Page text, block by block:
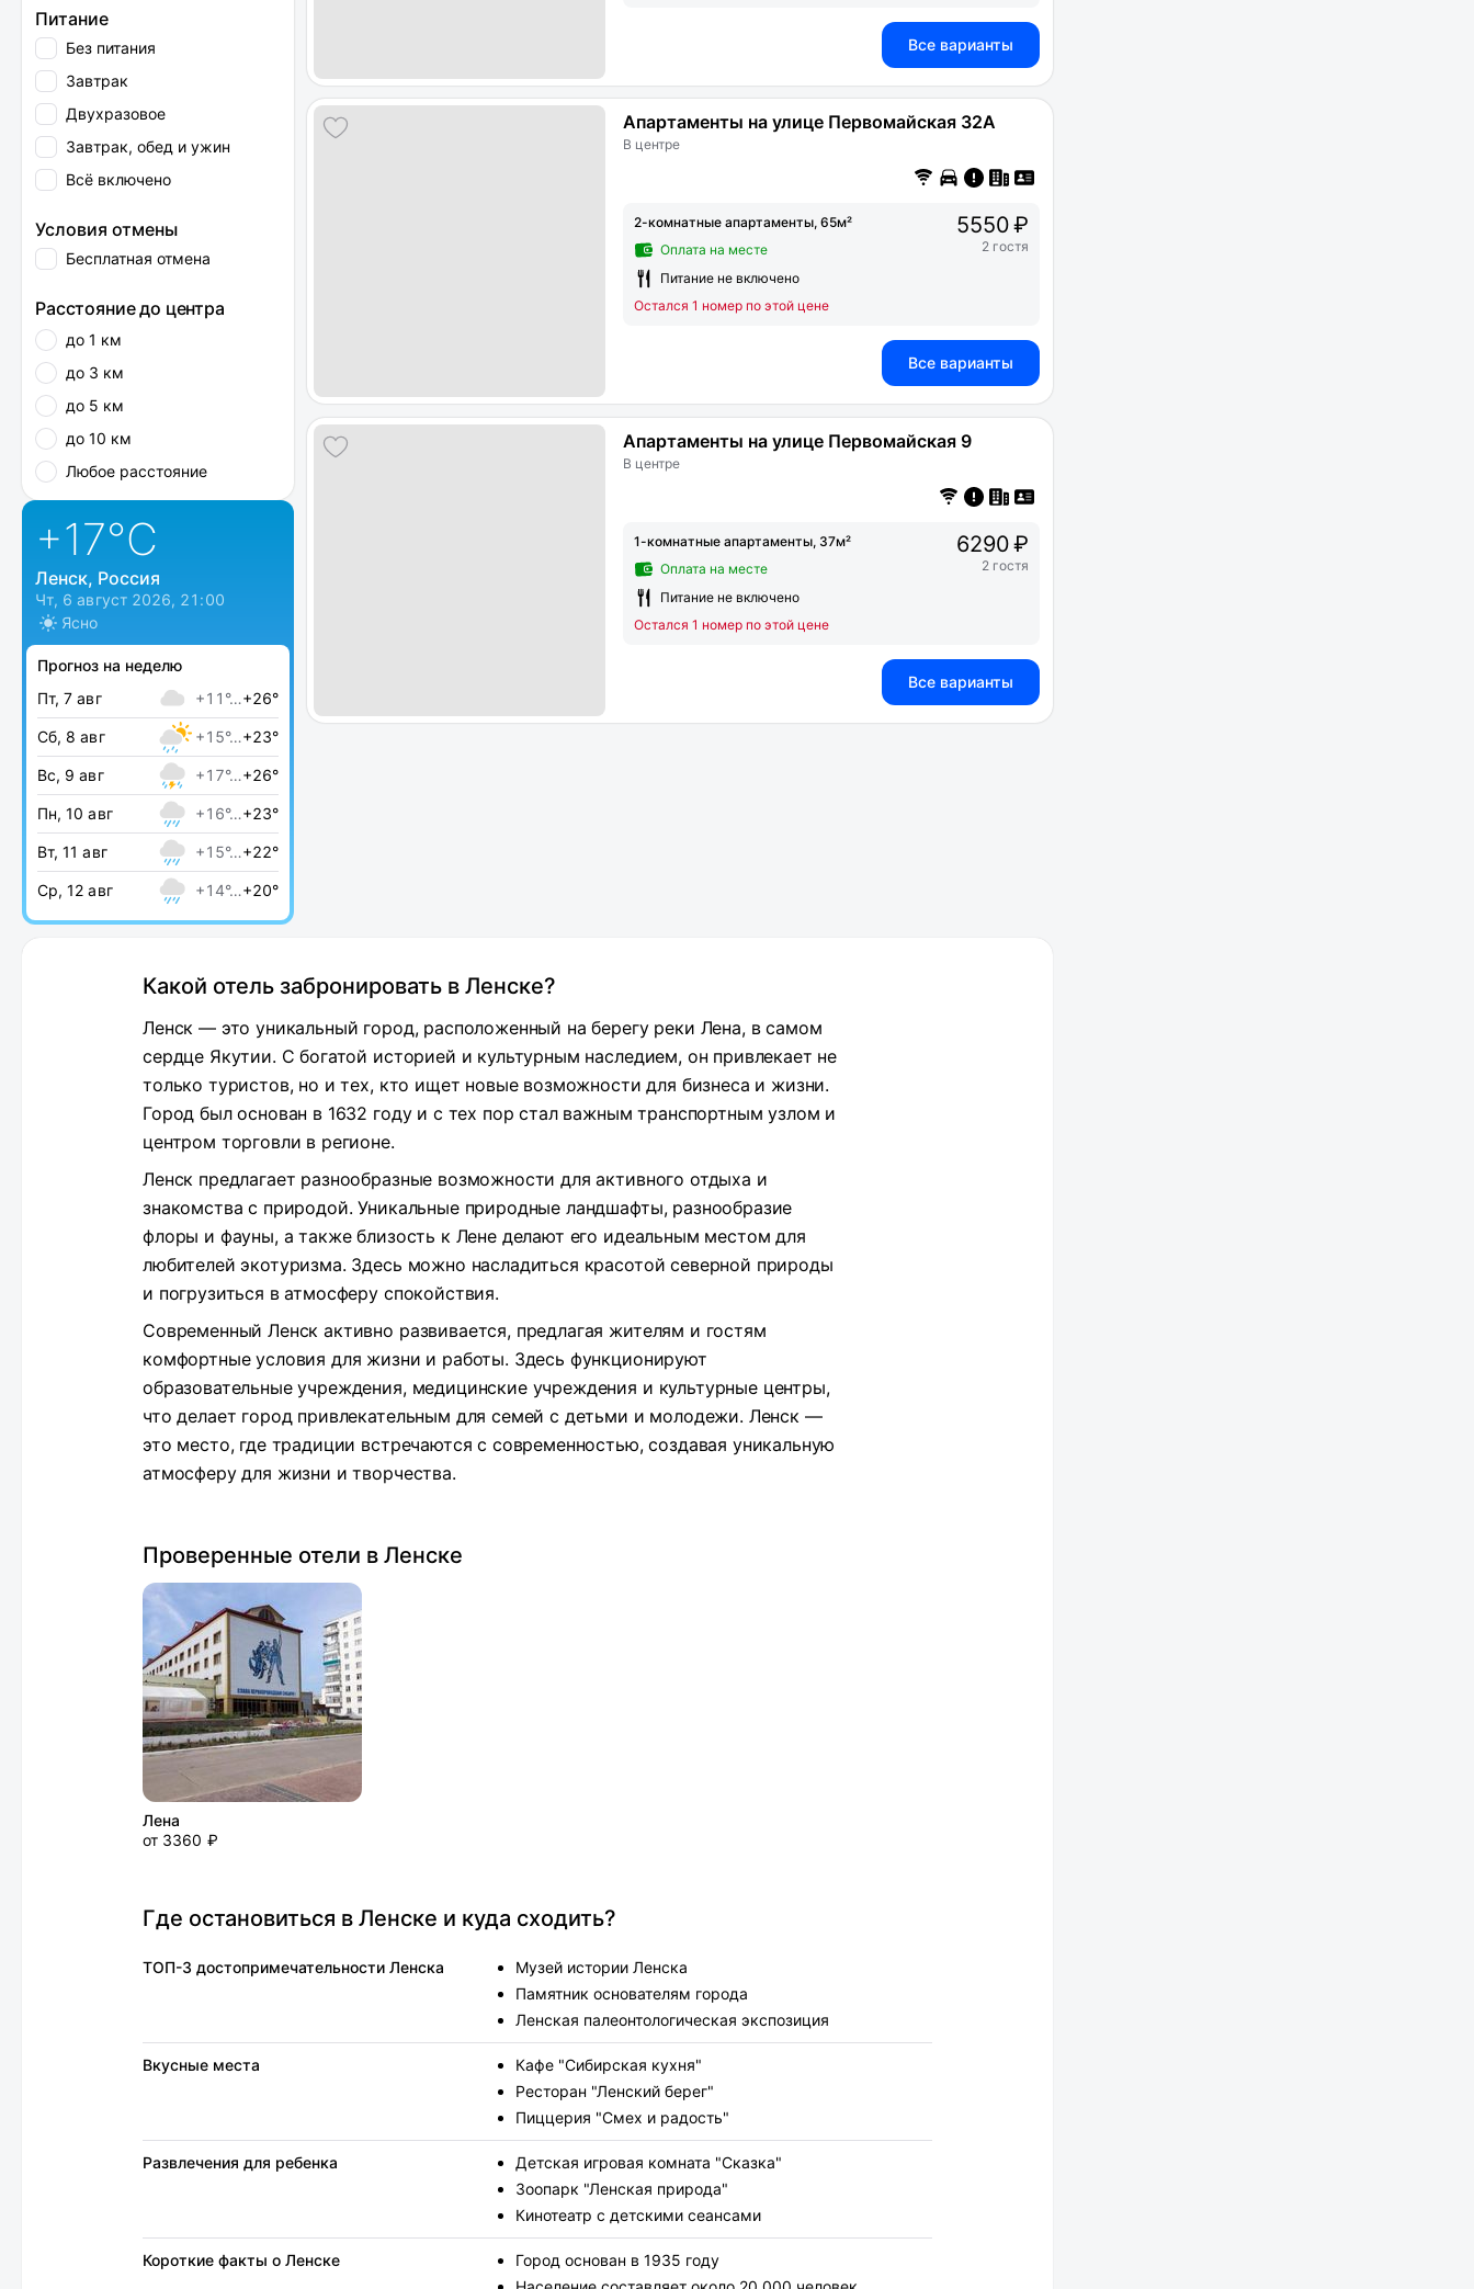
Питание
Без питания
Завтрак
Двухразовое
Завтрак, обед и ужин
Всё включено
Условия отмены
Бесплатная отмена
Расстояние до центра
до 1 км
до 3 км
до 5 км
до 10 км
Любое расстояние
+17°C
Ленск, Россия
Чт, 6 август 2026, 21:00
Ясно
Прогноз на неделю
Пт, 7 авг
+11°…+26°
Сб, 8 авг +15°…+23°
Вс, 9 авг +17°…+26°
Пн, 10 авг +16°…+23°
Вт, 11 авг +15°…+22°
Ср, 12 авг +14°…+20°
Все варианты
Апартаменты на улице Первомайская 32А
В центре
2-комнатные апартаменты, 65м²
Оплата на месте
Питание не включено
Остался 1 номер по этой цене
5550 ₽
2 гостя
Все варианты
Апартаменты на улице Первомайская 9
В центре
1-комнатные апартаменты, 37м²
Оплата на месте
Питание не включено
Остался 1 номер по этой цене
6290 ₽
2 гостя
Все варианты
Какой отель забронировать в Ленске?
Ленск — это уникальный город, расположенный на берегу реки Лена, в самом
сердце Якутии. С богатой историей и культурным наследием, он привлекает не
только туристов, но и тех, кто ищет новые возможности для бизнеса и жизни.
Город был основан в 1632 году и с тех пор стал важным транспортным узлом и
центром торговли в регионе.
Ленск предлагает разнообразные возможности для активного отдыха и
знакомства с природой. Уникальные природные ландшафты, разнообразие
флоры и фауны, а также близость к Лене делают его идеальным местом для
любителей экотуризма. Здесь можно насладиться красотой северной природы
и погрузиться в атмосферу спокойствия.
Современный Ленск активно развивается, предлагая жителям и гостям
комфортные условия для жизни и работы. Здесь функционируют
образовательные учреждения, медицинские учреждения и культурные центры,
что делает город привлекательным для семей с детьми и молодежи. Ленск —
это место, где традиции встречаются с современностью, создавая уникальную
атмосферу для жизни и творчества.
Проверенные отели в Ленске
Лена
от 3360 ₽
Где остановиться в Ленске и куда сходить?
ТОП-3 достопримечательности Ленска
Музей истории Ленска
Памятник основателям города
Ленская палеонтологическая экспозиция
Вкусные места
Кафе "Сибирская кухня"
Ресторан "Ленский берег"
Пиццерия "Смех и радость"
Развлечения для ребенка
Детская игровая комната "Сказка"
Зоопарк "Ленская природа"
Кинотеатр с детскими сеансами
Короткие факты о Ленске
Город основан в 1935 году